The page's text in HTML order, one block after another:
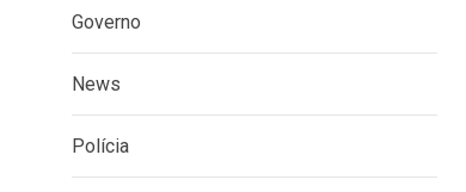
Governo
News
Polícia